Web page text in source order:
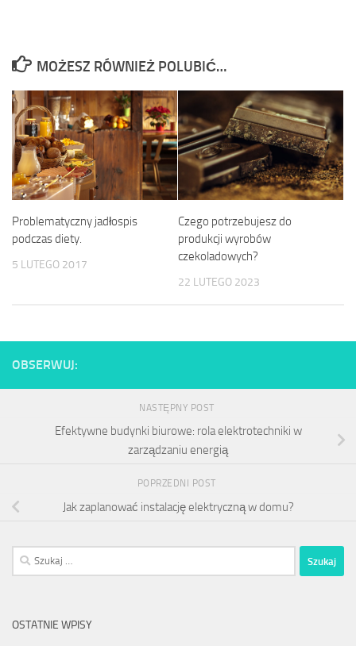
MOŻESZ RÓWNIEŻ POLUBIĆ…
Problematyczny jadłospis
podczas diety.
5 LUTEGO 2017
Czego potrzebujesz do
produkcji wyrobów
czekoladowych?
22 LUTEGO 2023
OBSERWUJ:
NASTĘPNY POST
Efektywne budynki biurowe: rola elektrotechniki w
zarządzaniu energią
POPRZEDNI POST
Jak zaplanować instalację elektryczną w domu?
Szukaj:
OSTATNIE WPISY